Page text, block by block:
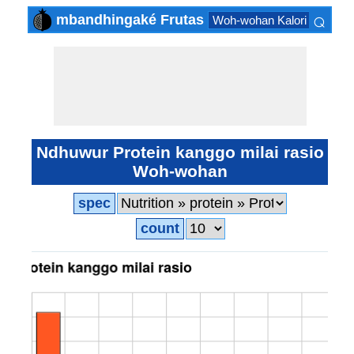
mbandhingaké Frutas Woh-wohan Kalori Low
⌕
Ndhuwur Protein kanggo milai rasio
Woh-wohan
spec
count